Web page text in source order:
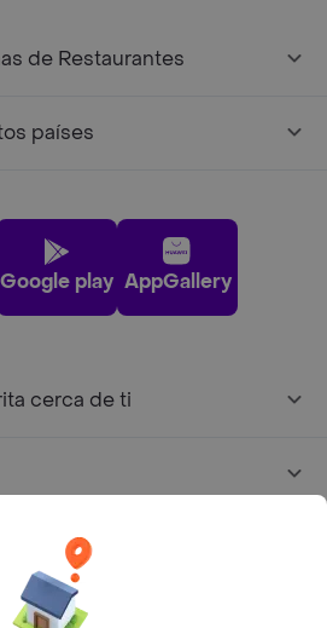
de Restaurantes
países
Google play AppGallery
cerca de ti